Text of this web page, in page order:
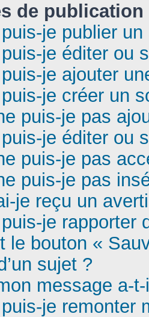
de publication
je publier
je éditer ou
je ajouter
je créer un
puis-je pas
je éditer ou
puis-je pas
puis-je pas
je reçu un
je rapporter
le bouton «
sujet ?
message a-
je remonter